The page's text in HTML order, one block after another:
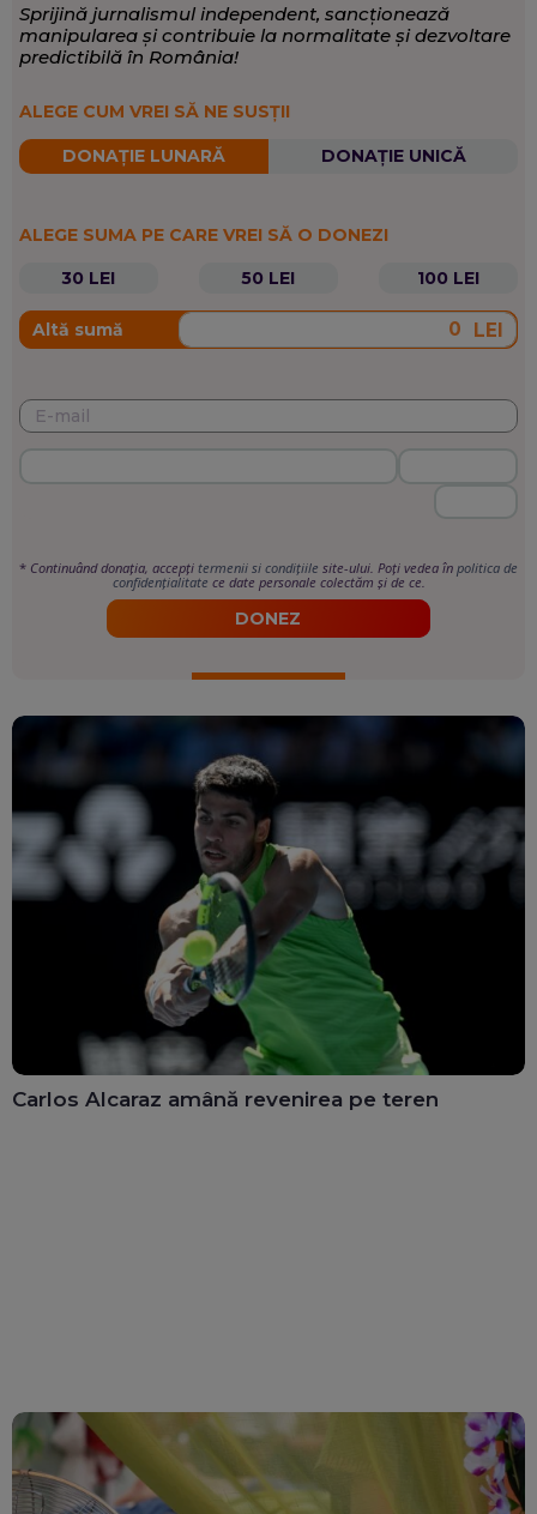
Sprijină jurnalismul independent, sancționează
manipularea și contribuie la normalitate și dezvoltare
predictibilă în România!
ALEGE CUM VREI SĂ NE SUSȚII
DONAȚIE LUNARĂ DONAȚIE UNICĂ
ALEGE SUMA PE CARE VREI SĂ O DONEZI
30 LEI
50 LEI 100 LEI
Altă sumă LEI
* Continuând donația, accepți termenii si condițiile site-ului. Poți vedea în politica de
confidențialitate ce date personale colectăm și de ce.
DONEZ
Carlos Alcaraz amână revenirea pe teren